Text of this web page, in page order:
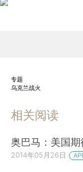
专题
乌克兰战火
相关阅读
奥巴马：美国
2014年05月26日